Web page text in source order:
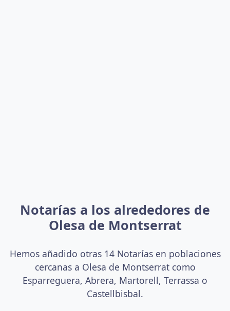
Notarías a los alrededores de
Olesa de Montserrat
Hemos añadido otras 14 Notarías en poblaciones
cercanas a Olesa de Montserrat como
Esparreguera, Abrera, Martorell, Terrassa o
Castellbisbal.